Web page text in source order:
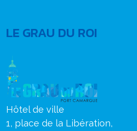
LE GRAU DU ROI
Hôtel de ville
1, place de la Libération,